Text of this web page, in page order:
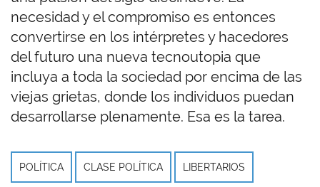
necesidad y el compromiso es entonces
convertirse en los intérpretes y hacedores
del futuro una nueva tecnoutopia que
incluya a toda la sociedad por encima de las
viejas grietas, donde los individuos puedan
desarrollarse plenamente. Esa es la tarea.
POLÍTICA CLASE POLÍTICA LIBERTARIOS